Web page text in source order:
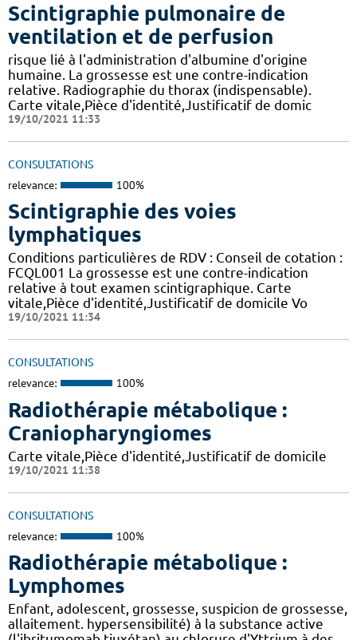
Scintigraphie pulmonaire de
ventilation et de perfusion
risque lié à l'administration d'albumine d'origine
humaine. La grossesse est une contre-indication
relative. Radiographie du thorax (indispensable).
Carte vitale,Pièce d'identité,Justificatif de domic
19/10/2021 11:33
CONSULTATIONS
relevance: 100%
Scintigraphie des voies
lymphatiques
Conditions particulières de RDV : Conseil de cotation :
FCQL001 La grossesse est une contre-indication
relative à tout examen scintigraphique. Carte
vitale,Pièce d'identité,Justificatif de domicile Vo
19/10/2021 11:34
CONSULTATIONS
relevance: 100%
Radiothérapie métabolique :
Craniopharyngiomes
Carte vitale,Pièce d'identité,Justificatif de domicile
19/10/2021 11:38
CONSULTATIONS
relevance: 100%
Radiothérapie métabolique :
Lymphomes
Enfant, adolescent, grossesse, suspicion de grossesse,
allaitement. hypersensibilité) à la substance active